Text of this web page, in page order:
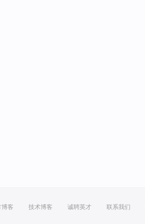
博客 技术博客 诚聘英才 联系我们